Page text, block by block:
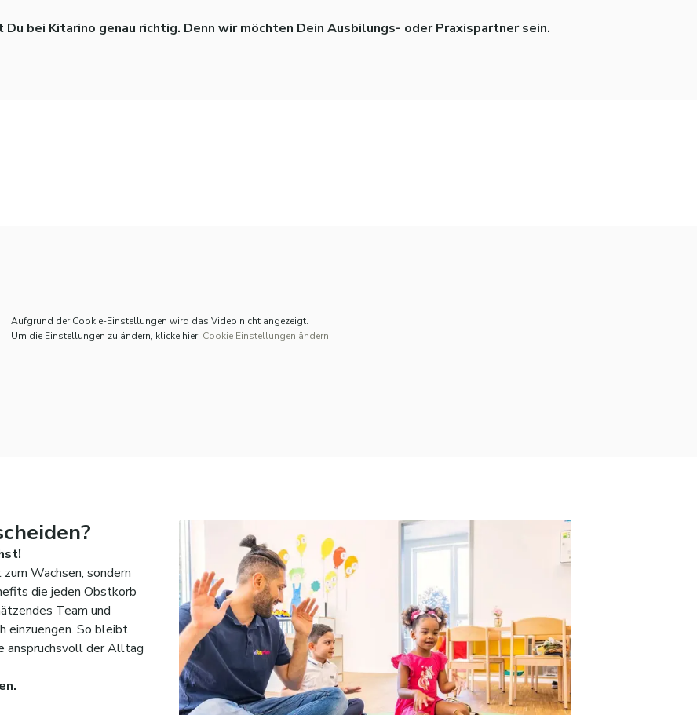
bei Kitarino genau richtig. Denn wir möchten Dein Ausbilungs- oder Praxispartner sein.
Aufgrund der Cookie-Einstellungen wird das Video nicht angezeigt.
Um die Einstellungen zu ändern, klicke hier: Cookie Einstellungen ändern
Wachsen, sondern
die jeden Obstkorb
Team und
einzuengen. So bleibt
anspruchsvoll der Alltag